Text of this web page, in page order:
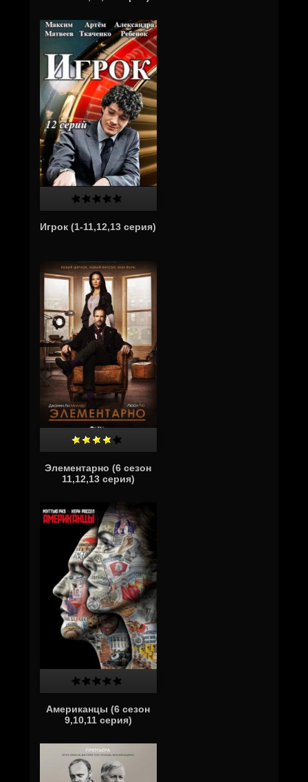
Игрок (1-11,12,13 серия)
Элементарно (6 сезон
11,12,13 серия)
Американцы (6 сезон
9,10,11 серия)